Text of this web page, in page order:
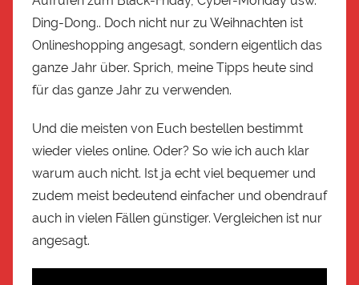
Ding-Dong.. Doch nicht nur zu Weihnachten ist
Onlineshopping angesagt, sondern eigentlich das
ganze Jahr über. Sprich, meine Tipps heute sind
für das ganze Jahr zu verwenden.
Und die meisten von Euch bestellen bestimmt
wieder vieles online. Oder? So wie ich auch klar
warum auch nicht. Ist ja echt viel bequemer und
zudem meist bedeutend einfacher und obendrauf
auch in vielen Fällen günstiger. Vergleichen ist nur
angesagt.